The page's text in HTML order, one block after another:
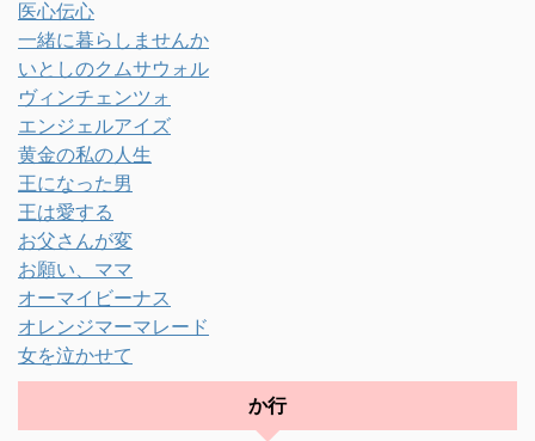
医心伝心
一緒に暮らしませんか
いとしのクムサウォル
ヴィンチェンツォ
エンジェルアイズ
黄金の私の人生
王になった男
王は愛する
お父さんが変
お願い、ママ
オーマイビーナス
オレンジマーマレード
女を泣かせて
か行